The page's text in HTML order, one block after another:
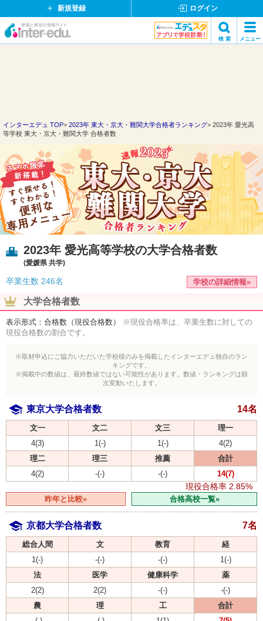
新規登録 ログイン
イ
ド
ッ
ト
コ
ム
検 索 メニュー
インターエデュ TOP 2023年 東大・京大・難関大学合格者ランキング
2023年 愛光高
等学校 東大・京大・難関大学 合格者数
2023年 愛光高等学校の大学合格者数
(愛媛県 共学)
卒業生数 246名 学校の詳細情報»
大学合格者数
表示形式：合格数（現役合格数）
※現役合格率は、卒業生数に対しての
現役合格数の割合です。
※取材申込にご協力いただいた学校様のみを掲載したインターエデュ独自のラン
キングです。
※掲載中の数値は、最終数値ではない可能性があります。数値・ランキングは順
次変動いたします。
東京大学合格者数 14名
文一 文二 文三
理一
4(3)
1(-) 1(-)
4(2)
理二
理三 推薦
合計
4(2)
-(-) -(-) 14(7)
現役合格率 2.85%
昨年と比較» 合格高校一覧»
京都大学合格者数 7名
総合人間 文 教育
経
1(-)
-(-) -(-)
1(-)
法
医学 健康科学
薬
2(2)
2(2) -(-)
-(-)
農
理 工
合計